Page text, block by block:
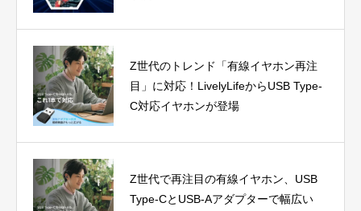
Z世代のトレンド「有線イヤホン再注
目」に対応！LivelyLifeからUSB Type-
C対応イヤホンが登場
Z世代で再注目の有線イヤホン、USB
Type-CとUSB-Aアダプターで幅広い